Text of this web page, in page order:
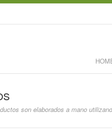
son elaborados a mano